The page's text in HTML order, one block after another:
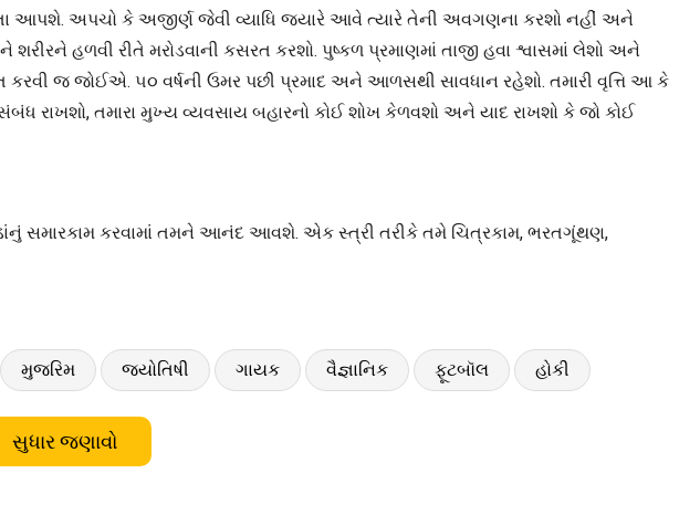
આપશે. અપચો કે અજીર્ણ જેવી વ્યાધિ જ્યારે આવે ત્યારે તેની અવગણના કરશો નહીં અને
હળવી રીતે મરોડવાની કસરત કરશો. પુષ્કળ પ્રમાણમાં તાજી હવા શ્વાસમાં લેશો અને
કરવી જ જોઈએ. ૫૦ વર્ષની ઉમર પછી પ્રમાદ અને આળસથી સાવધાન રહેશો. તમારી વૃત્તિ આ કે
રાખશો, તમારા મુખ્ય વ્યવસાય બહારનો કોઈ શોખ કેળવશો અને યાદ રાખશો કે જો કોઈ
સમારકામ કરવામાં તમને આનંદ આવશે. એક સ્ત્રી તરીકે તમે ચિત્રકામ, ભરતગૂંથણ,
મુજરિમ જ્યોતિષી ગાયક વૈજ્ઞાનિક ફૂટબૉલ હોકી
સુધાર જણાવો